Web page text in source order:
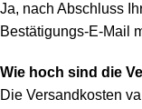
Ja, nach Abschluss
Bestätigungs-E-Mail
Wie hoch sind die
Die Versandkosten